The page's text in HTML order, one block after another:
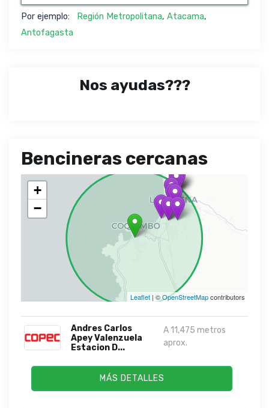
Por ejemplo: Región Metropolitana, Atacama,
Antofagasta
Nos ayudas???
Bencineras cercanas
+
−
Leaflet | ©OpenStreetMapcontributors
Andres Carlos
Apey Valenzuela
Estacion D...
A 11,475 metros
aprox.
MÁS DETALLES